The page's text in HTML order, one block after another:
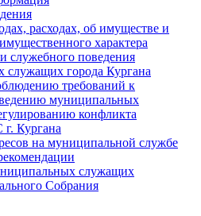
расходах, об имуществе и
характера
служебного поведения
служащих города Кургана
требований к
муниципальных
конфликта
Кургана
на муниципальной службе
служащих
Cобрания